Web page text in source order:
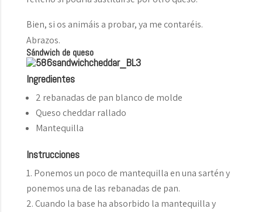
Bien, si os animáis a probar, ya me contaréis.
Abrazos.
Sándwich de queso
Ingredientes
2 rebanadas de pan blanco de molde
Queso cheddar rallado
Mantequilla
Instrucciones
Ponemos un poco de mantequilla en una sartén y
ponemos una de las rebanadas de pan.
Cuando la base ha absorbido la mantequilla y